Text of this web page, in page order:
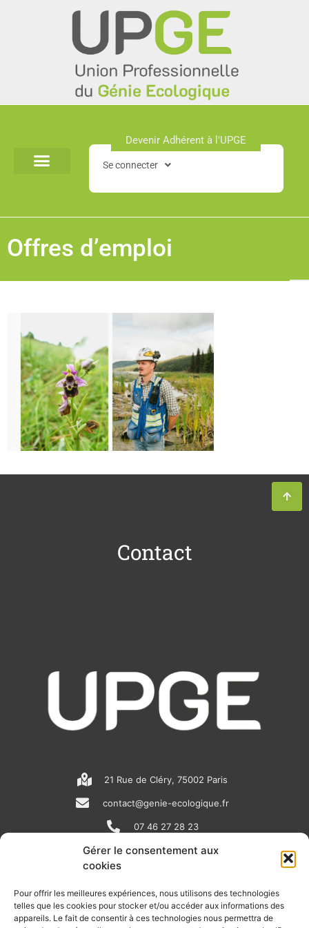
Gérer le consentement aux
cookies
Pour offrir les meilleures expériences, nous utilisons des technologies
telles que les cookies pour stocker et/ou accéder aux informations des
appareils. Le fait de consentir à ces technologies nous permettra de
Devenir Adhérent à l'UPGE​
Se connecter
Offres d’emploi
Contact
21 Rue de Cléry, 75002 Paris
contact@genie-ecologique.fr
07 46 27 28 23
N
e
w
i
n
o
u